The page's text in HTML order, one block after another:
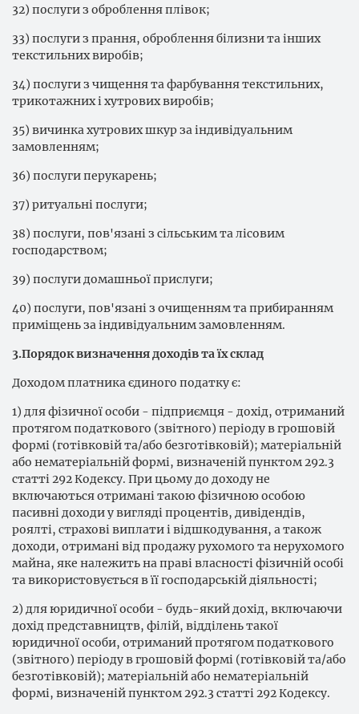
32) послуги з оброблення плівок;
33) послуги з прання, оброблення білизни та інших
текстильних виробів;
34) послуги з чищення та фарбування текстильних,
трикотажних і хутрових виробів;
35) вичинка хутрових шкур за індивідуальним
замовленням;
36) послуги перукарень;
37) ритуальні послуги;
38) послуги, пов'язані з сільським та лісовим
господарством;
39) послуги домашньої прислуги;
40) послуги, пов'язані з очищенням та прибиранням
приміщень за індивідуальним замовленням.
3.Порядок визначення доходів та їх склад
Доходом платника єдиного податку є:
1) для фізичної особи - підприємця - дохід, отриманий
протягом податкового (звітного) періоду в грошовій
формі (готівковій та/або безготівковій); матеріальній
або нематеріальній формі, визначеній пунктом 292.3
статті 292 Кодексу. При цьому до доходу не
включаються отримані такою фізичною особою
пасивні доходи у вигляді процентів, дивідендів,
роялті, страхові виплати і відшкодування, а також
доходи, отримані від продажу рухомого та нерухомого
майна, яке належить на праві власності фізичній особі
та використовується в її господарській діяльності;
2) для юридичної особи - будь-який дохід, включаючи
дохід представництв, філій, відділень такої
юридичної особи, отриманий протягом податкового
(звітного) періоду в грошовій формі (готівковій та/або
безготівковій); матеріальній або нематеріальній
формі, визначеній пунктом 292.3 статті 292 Кодексу.